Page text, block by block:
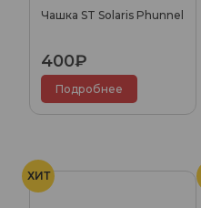
Чашка ST Solaris Phunnel
400₽
Подробнее
ХИТ